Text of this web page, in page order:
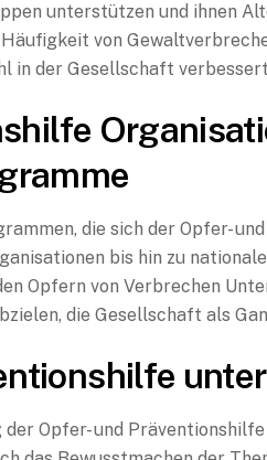
unterstützen und ihnen
von
in der Gesellschaft
die sich der Opfer-
bis hin zu
Opfern von Verbrechen
die Gesellschaft als
Opfer- und